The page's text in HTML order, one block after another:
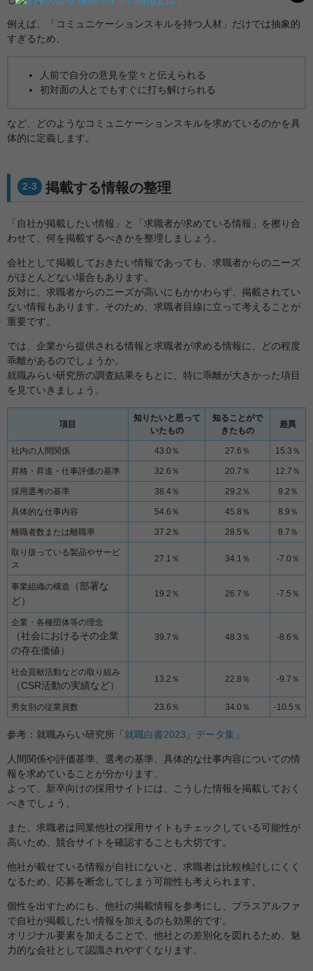
例えば、「コミュニケーションスキルを持つ人材」だけでは抽象的
すぎるため、
人前で自分の意見を堂々と伝えられる
初対面の人とでもすぐに打ち解けられる
など、どのようなコミュニケーションスキルを求めているのかを具
体的に定義します。
2-3 掲載する情報の整理
「自社が掲載したい情報」と「求職者が求めている情報」を擦り合
わせて、何を掲載するべきかを整理しましょう。
会社として掲載しておきたい情報であっても、求職者からのニーズ
がほとんどない場合もあります。
反対に、求職者からのニーズが高いにもかかわらず、掲載されてい
ない情報もあります。そのため、求職者目線に立って考えることが
重要です。
では、企業から提供される情報と求職者が求める情報に、どの程度
乖離があるのでしょうか。
就職みらい研究所の調査結果をもとに、特に乖離が大きかった項目
を見ていきましょう。
項目
知りたいと思って
いたもの
知ることがで
きたもの
差異
社内の人間関係 43.0％ 27.6％ 15.3％
昇格・昇進・仕事評価の基準 32.6％ 20.7％ 12.7％
採用選考の基準 38.4％ 29.2％ 9.2％
具体的な仕事内容 54.6％ 45.8％ 8.9％
離職者数または離職率 37.2％ 28.5％ 8.7％
取り扱っている製品やサービ
ス
27.1％ 34.1％ -7.0％
事業組織の構造
（部署な
ど）
19.2％ 26.7％ -7.5％
企業・各種団体等の理念
（社会におけるその企業
の存在価値）
39.7％ 48.3％ -8.6％
社会貢献活動などの取り組み
（CSR活動の実績など）
13.2％ 22.8％ -9.7％
男女別の従業員数 23.6％ 34.0％ -10.5％
参考：就職みらい研究所「 就職白書2023』データ集 」
人間関係や評価基準、選考の基準、具体的な仕事内容についての情
報を求めていることが分かります。
よって、新卒向けの採用サイトには、こうした情報を掲載しておく
べきでしょう。
また、求職者は同業他社の採用サイトもチェックしている可能性が
高いため、競合サイトを確認することも大切です。
他社が載せている情報が自社にないと、求職者は比較検討しにくく
なるため、応募を断念してしまう可能性も考えられます。
個性を出すためにも、他社の掲載情報を参考にし、プラスアルファ
で自社が掲載したい情報を加えるのも効果的です。
オリジナル要素を加えることで、他社との差別化を図れるため、魅
力的な会社として認識されやすくなります。